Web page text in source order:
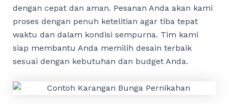
dengan cepat dan aman. Pesanan Anda akan kami
proses dengan penuh ketelitian agar tiba tepat
waktu dan dalam kondisi sempurna. Tim kami
siap membantu Anda memilih desain terbaik
sesuai dengan kebutuhan dan budget Anda.